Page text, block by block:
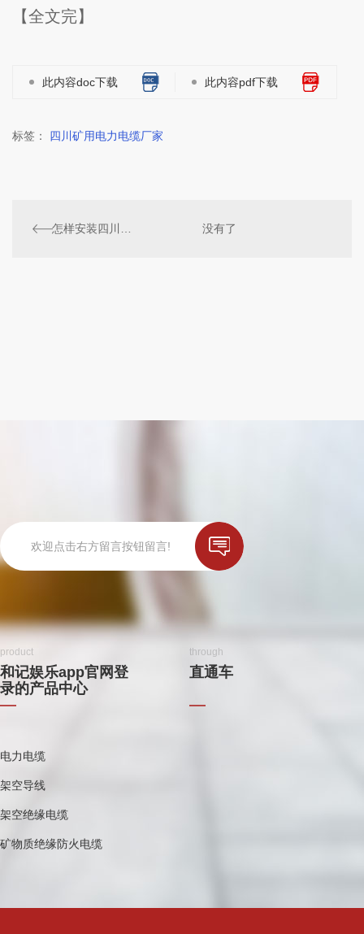
【全文完】
此内容doc下载 此内容pdf下载
标签： 四川矿用电力电缆厂家
没有了
欢迎点击右方留言按钮留言!
product
和记娱乐app官网登
录的产品中心
电力电缆
架空导线
架空绝缘电缆
矿物质绝缘防火电缆
through
直通车